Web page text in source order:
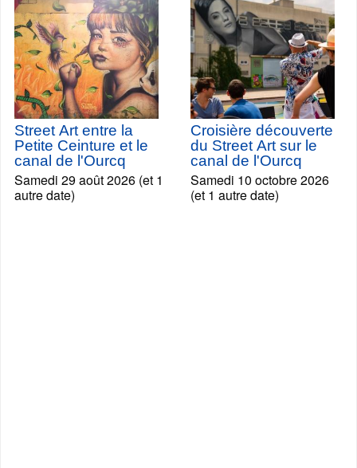
Street Art entre la
Petite Ceinture et le
canal de l'Ourcq
Samedi 29 août 2026 (et 1
autre date)
Croisière découverte
du Street Art sur le
canal de l'Ourcq
Samedi 10 octobre 2026
(et 1 autre date)